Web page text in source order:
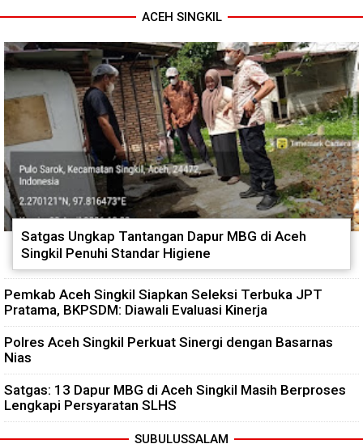
ACEH SINGKIL
Satgas Ungkap Tantangan Dapur MBG di Aceh
Singkil Penuhi Standar Higiene
Pemkab Aceh Singkil Siapkan Seleksi Terbuka JPT
Pratama, BKPSDM: Diawali Evaluasi Kinerja
Polres Aceh Singkil Perkuat Sinergi dengan Basarnas
Nias
Satgas: 13 Dapur MBG di Aceh Singkil Masih Berproses
Lengkapi Persyaratan SLHS
SUBULUSSALAM